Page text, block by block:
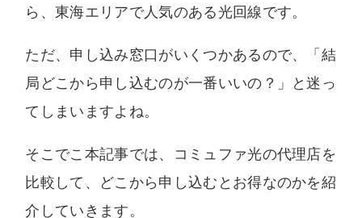
また、コンテンツの内容やランキング比較結果
だける情報を提供します。
ら、東海エリアで人気のある光回線です。
ただ、申し込み窓口がいくつかあるので、「結
局どこから申し込むのが一番いいの？」と迷っ
てしまいますよね。
そこでこ本記事では、コミュファ光の代理店を
比較して、どこから申し込むとお得なのかを紹
介していきます。